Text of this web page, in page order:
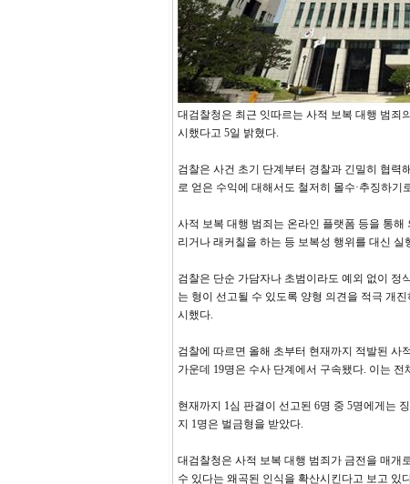
대검찰청은 최근 잇따르는 사적 보복 대행 범죄
시했다고 5일 밝혔다.
검찰은 사건 초기 단계부터 경찰과 긴밀히 협력
로 얻은 수익에 대해서도 철저히 몰수·추징하기
사적 보복 대행 범죄는 온라인 플랫폼 등을 통
리거나 래커칠을 하는 등 보복성 행위를 대신 실
검찰은 단순 가담자나 초범이라도 예외 없이 정
는 형이 선고될 수 있도록 양형 의견을 적극 개
시했다.
검찰에 따르면 올해 초부터 현재까지 적발된 사
가운데 19명은 수사 단계에서 구속됐다. 이는 전
현재까지 1심 판결이 선고된 6명 중 5명에게는
지 1명은 벌금형을 받았다.
대검찰청은 사적 보복 대행 범죄가 금전을 매개
수 있다는 왜곡된 인식을 확산시킨다고 보고 있